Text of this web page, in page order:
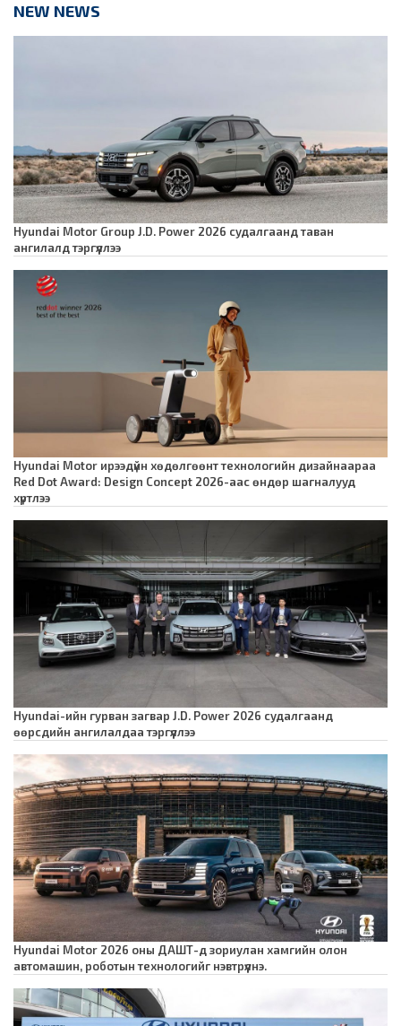
NEW NEWS
Hyundai Motor Group J.D. Power 2026 судалгаанд таван
ангилалд тэргүүллээ
Hyundai Motor ирээдүйн хөдөлгөөнт технологийн дизайнаараа
Red Dot Award: Design Concept 2026-аас өндөр шагналууд
хүртлээ
Hyundai-ийн гурван загвар J.D. Power 2026 судалгаанд
өөрсдийн ангилалдаа тэргүүллээ
Hyundai Motor 2026 оны ДАШТ-д зориулан хамгийн олон
автомашин, роботын технологийг нэвтрүүлнэ.